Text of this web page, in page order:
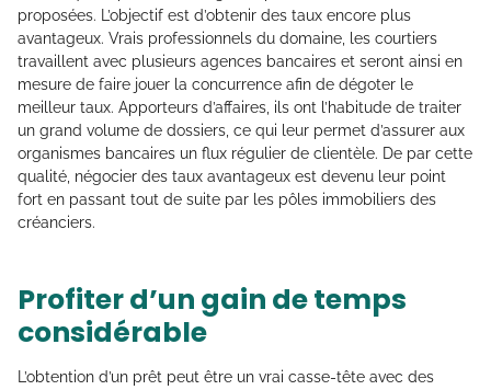
proposées. L’objectif est d’obtenir des taux encore plus
avantageux. Vrais professionnels du domaine, les courtiers
travaillent avec plusieurs agences bancaires et seront ainsi en
mesure de faire jouer la concurrence afin de dégoter le
meilleur taux. Apporteurs d’affaires, ils ont l’habitude de traiter
un grand volume de dossiers, ce qui leur permet d’assurer aux
organismes bancaires un flux régulier de clientèle. De par cette
qualité, négocier des taux avantageux est devenu leur point
fort en passant tout de suite par les pôles immobiliers des
créanciers.
Profiter d’un gain de temps
considérable
L’obtention d’un prêt peut être un vrai casse-tête avec des